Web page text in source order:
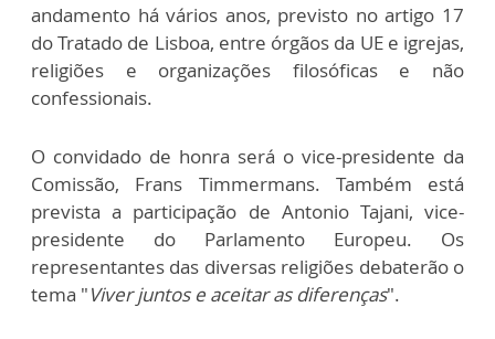
andamento há vários anos, previsto no artigo 17
do Tratado de Lisboa, entre órgãos da UE e igrejas,
religiões e organizações filosóficas e não
confessionais.
O convidado de honra será o vice-presidente da
Comissão, Frans Timmermans. Também está
prevista a participação de Antonio Tajani, vice-
presidente do Parlamento Europeu. Os
representantes das diversas religiões debaterão o
tema "Viver juntos e aceitar as diferenças".